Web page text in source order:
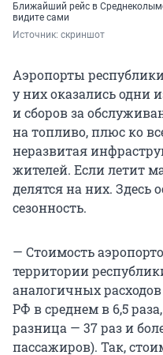
Ближайший рейс в
видите сами
Источник: скриншот
Аэропорты
у них оказались одни
и сборов за
на топливо, плюс ко
неразвитая
жителей. Если летит
делятся на них. Здесь
сезонность.
— Стоимость
территории
аналогичных
РФ в среднем в 6,5
разница — 37 раз и
пассажиров). Так,